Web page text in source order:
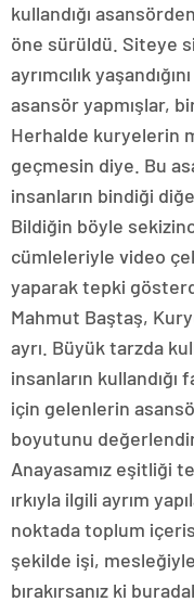
kullandığı
öne sürüldü. Siteye
ayrımcılık
asansör yapmışlar,
Herhalde kuryelerin
geçmesin diye. Bu
insanların bindiği
Bildiğin böyle
cümleleriyle video
yaparak tepki
Mahmut Baştaş,
ayrı. Büyük tarzda
insanların kullandığı
için gelenlerin
boyutunu
Anayasamız eşitliği
ırkıyla ilgili ayrım
noktada toplum
şekilde işi, mesleğiyle
bırakırsanız ki